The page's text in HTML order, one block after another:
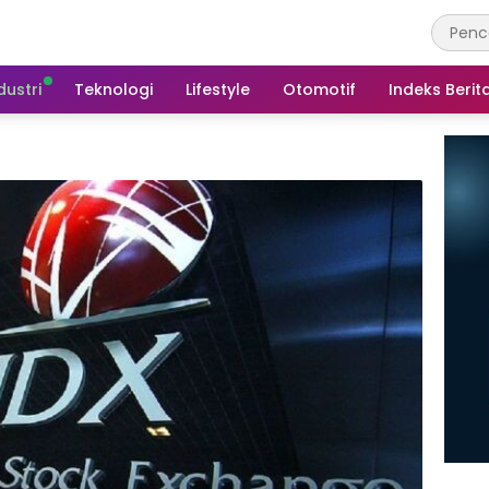
Teknologi Lifestyle Otomotif Indeks